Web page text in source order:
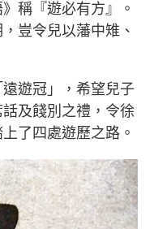
稱『遊必有方』。
豈令兒以藩中雉、
遊冠」，希望兒子
及餞別之禮，令徐
了四處遊歷之路。